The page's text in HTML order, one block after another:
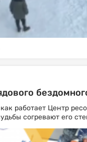
работает Центр
согревают его